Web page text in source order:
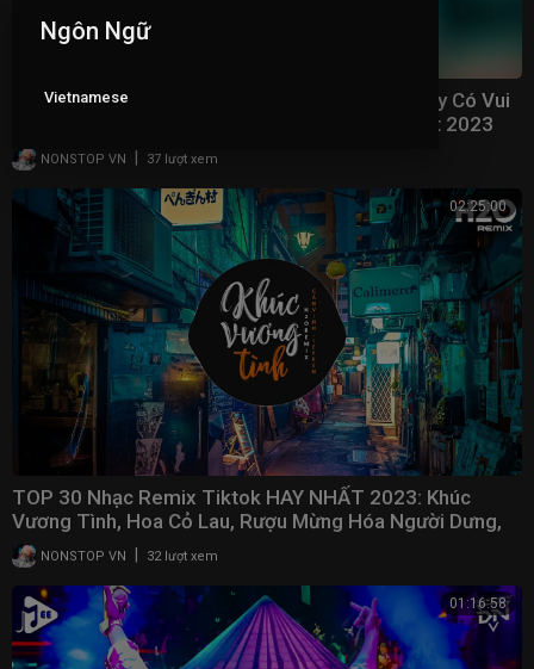
Danh Vọng Remix - Giờ Người Phương Xa Nơi Ấy Có Vui
Không Người Remix - Nhạc Trẻ Remix Hay Nhất 2023
NONSTOP VN 37 lượt xem
02:25:00
TOP 30 Nhạc Remix Tiktok HAY NHẤT 2023: Khúc
Vương Tình, Hoa Cỏ Lau, Rượu Mừng Hóa Người Dưng,
Gió NONSTOP VN 32 lượt xem
01:16:58
Ngôn Ngữ
Vietnamese